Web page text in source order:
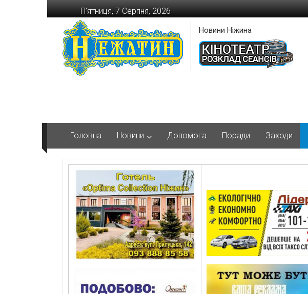
Перейти
до
вмісту
П’ятниця, 7 Серпня, 2026
Новини Ніжина
Головна Новини Допомога Поради Заходи